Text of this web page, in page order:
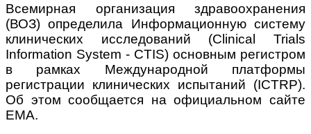
Всемирная организация здравоохранения
(ВОЗ) определила Информационную систему
клинических исследований (Clinical Trials
Information System - CTIS) основным регистром
в рамках Международной платформы
регистрации клинических испытаний (ICTRP).
Об этом сообщается на официальном сайте
ЕМА.